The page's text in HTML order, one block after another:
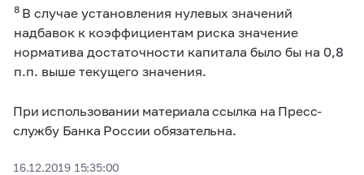
8 В случае установления нулевых значений
надбавок к коэффициентам риска значение
норматива достаточности капитала было бы на 0,8
п.п. выше текущего значения.
При использовании материала ссылка на Пресс-
службу Банка России обязательна.
16.12.2019 15:35:00